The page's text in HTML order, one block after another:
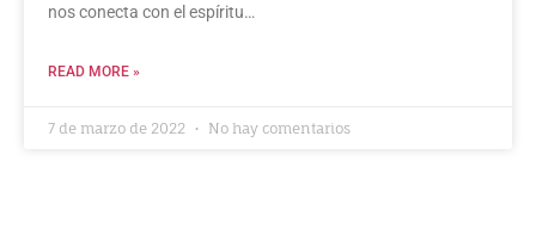
nos conecta con el espíritu…
READ MORE »
7 de marzo de 2022 No hay comentarios